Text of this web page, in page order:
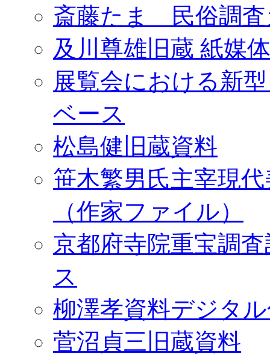
斎藤たま 民俗調査
及川尊雄旧蔵 紙媒
展覧会における新
ベース
松島健旧蔵資料
笹木繁男氏主宰現
（作家ファイル）
京都府寺院重宝調
ス
柳澤孝資料デジタ
菅沼貞三旧蔵資料